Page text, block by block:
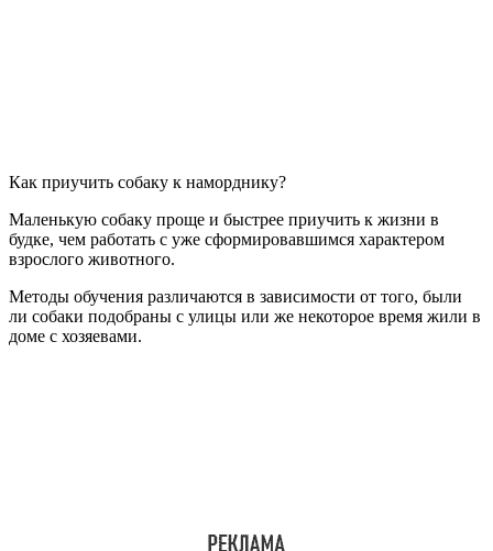
Как приучить собаку к наморднику?
Маленькую собаку проще и быстрее приучить к жизни в
будке, чем работать с уже сформировавшимся характером
взрослого животного.
Методы обучения различаются в зависимости от того, были
ли собаки подобраны с улицы или же некоторое время жили в
доме с хозяевами.